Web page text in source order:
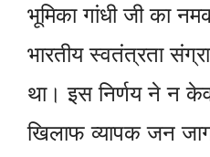
भूमिका गांधी जी का
भारतीय स्वतंत्रता
था। इस निर्णय ने न
खिलाफ व्यापक जन